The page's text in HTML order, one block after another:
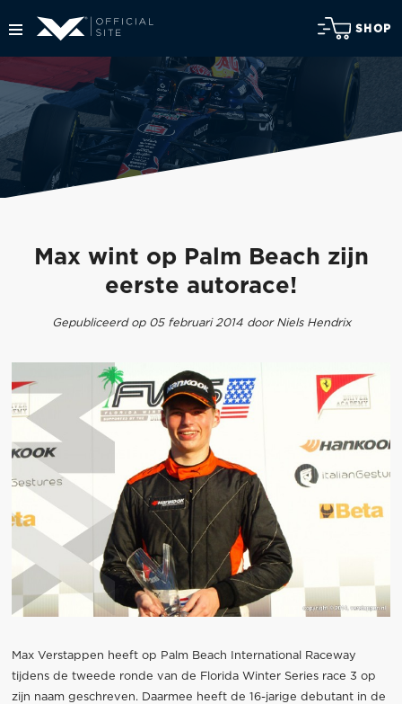
SHOP
Max wint op Palm Beach zijn
eerste autorace!
Gepubliceerd op 05 februari 2014 door Niels Hendrix
Max Verstappen heeft op Palm Beach International Raceway
tijdens de tweede ronde van de Florida Winter Series race 3 op
zijn naam geschreven. Daarmee heeft de 16-jarige debutant in de